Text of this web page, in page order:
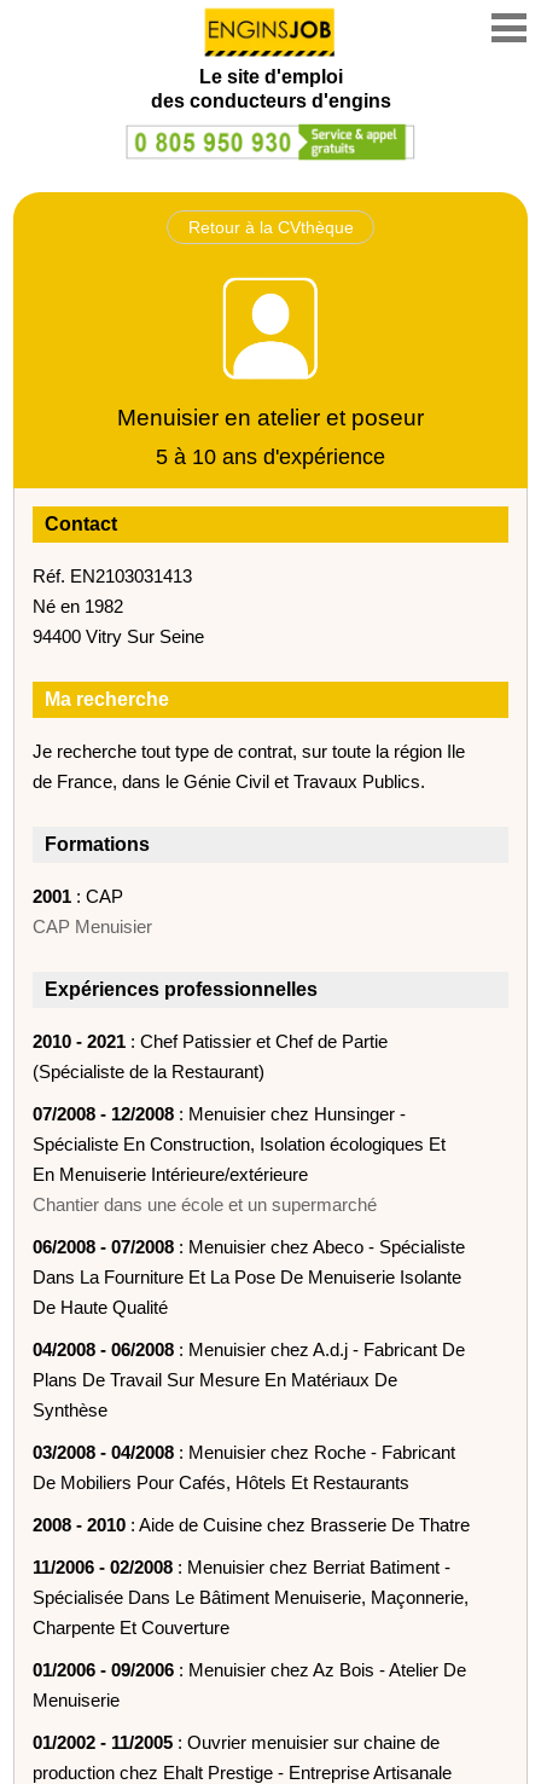
Le site d'emploi
des conducteurs d'engins
Retour à la CVthèque
Menuisier en atelier et poseur
5 à 10 ans d'expérience
Contact
Réf. EN2103031413
Né en 1982
94400 Vitry Sur Seine
Ma recherche
Je recherche tout type de contrat, sur toute la région Ile
de France, dans le Génie Civil et Travaux Publics.
Formations
2001 : CAP
CAP Menuisier
Expériences professionnelles
2010 - 2021 : Chef Patissier et Chef de Partie
(Spécialiste de la Restaurant)
07/2008 - 12/2008 : Menuisier chez Hunsinger -
Spécialiste En Construction, Isolation écologiques Et
En Menuiserie Intérieure/extérieure
Chantier dans une école et un supermarché
06/2008 - 07/2008 : Menuisier chez Abeco - Spécialiste
Dans La Fourniture Et La Pose De Menuiserie Isolante
De Haute Qualité
04/2008 - 06/2008 : Menuisier chez A.d.j - Fabricant De
Plans De Travail Sur Mesure En Matériaux De
Synthèse
03/2008 - 04/2008 : Menuisier chez Roche - Fabricant
De Mobiliers Pour Cafés, Hôtels Et Restaurants
2008 - 2010 : Aide de Cuisine chez Brasserie De Thatre
11/2006 - 02/2008 : Menuisier chez Berriat Batiment -
Spécialisée Dans Le Bâtiment Menuiserie, Maçonnerie,
Charpente Et Couverture
01/2006 - 09/2006 : Menuisier chez Az Bois - Atelier De
Menuiserie
01/2002 - 11/2005 : Ouvrier menuisier sur chaine de
production chez Ehalt Prestige - Entreprise Artisanale